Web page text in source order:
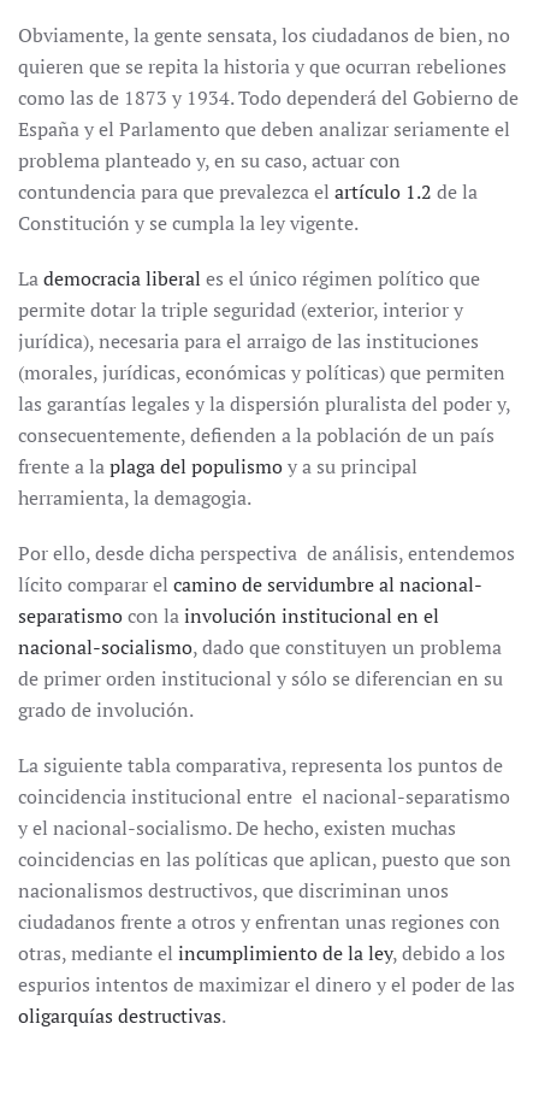
Obviamente, la gente sensata, los ciudadanos de bien, no
quieren que se repita la historia y que ocurran rebeliones
como las de 1873 y 1934. Todo dependerá del Gobierno de
España y el Parlamento que deben analizar seriamente el
problema planteado y, en su caso, actuar con
contundencia para que prevalezca el artículo 1.2 de la
Constitución y se cumpla la ley vigente.
Lademocracia liberal es el único régimen político que
permite dotar la triple seguridad (exterior, interior y
jurídica), necesaria para el arraigo de las instituciones
(morales, jurídicas, económicas y políticas) que permiten
las garantías legales y la dispersión pluralista del poder y,
consecuentemente, defienden a la población de un país
frente a laplaga del populismoy a su principal
herramienta, la demagogia.
Por ello, desde dicha perspectiva de análisis, entendemos
lícito comparar el camino de servidumbre al nacional-
separatismocon lainvolución institucional en el
nacional-socialismo, dado que constituyen un problema
de primer orden institucional y sólo se diferencian en su
grado de involución.
La siguiente tabla comparativa, representa los puntos de
coincidencia institucional entre el nacional-separatismo
y el nacional-socialismo. De hecho, existen muchas
coincidencias en las políticas que aplican, puesto que son
nacionalismos destructivos, que discriminan unos
ciudadanos frente a otros y enfrentan unas regiones con
otras, mediante el incumplimiento de la ley, debido a los
espurios intentos de maximizar el dinero y el poder de las
oligarquías destructivas.